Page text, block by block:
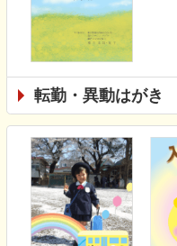
転勤・異動はがき